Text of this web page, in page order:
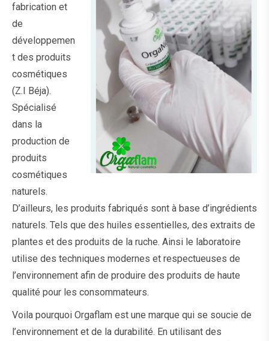
fabrication et
de
développemen
t des produits
cosmétiques
(Z.I Béja).
Spécialisé
dans la
production de
produits
cosmétiques
naturels.
D’ailleurs, les produits fabriqués sont à base d’ingrédients
naturels. Tels que des huiles essentielles, des extraits de
plantes et des produits de la ruche. Ainsi le laboratoire
utilise des techniques modernes et respectueuses de
l’environnement afin de produire des produits de haute
qualité pour les consommateurs.
Voila pourquoi Orgaflam est une marque qui se soucie de
l’environnement et de la durabilité. En utilisant des